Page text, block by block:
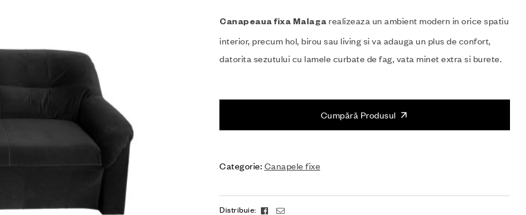
Canapeaua fixa Malaga realizeaza un ambient modern in orice spatiu
interior, precum hol, birou sau living si va adauga un plus de confort,
datorita sezutului cu lamele curbate de fag, vata minet extra si burete.
Cumpără Produsul
Categorie: Canapele fixe
Distribuie: Facebook
Email